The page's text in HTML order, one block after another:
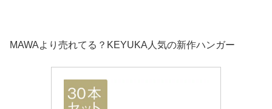
MAWAより売れてる？KEYUKA人気の新作ハンガー